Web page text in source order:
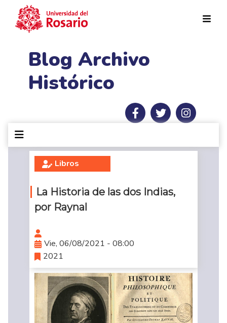
Blog Archivo
Histórico
Libros
La Historia de las dos Indias,
por Raynal
Vie, 06/08/2021 - 08:00
2021